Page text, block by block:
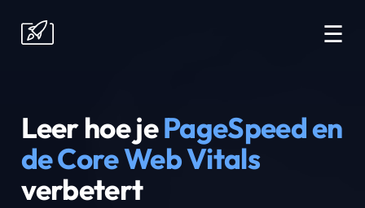
☰
Leer hoe jePageSpeed en
de Core Web Vitals
verbetert